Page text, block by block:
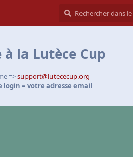
à la Lutèce Cup
=>support@lutececup.org
= votre adresse email